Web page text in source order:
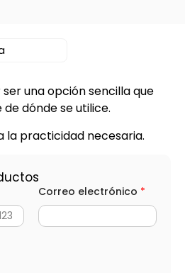
una opción sencilla que
dónde se utilice.
la practicidad necesaria.
Correo electrónico *